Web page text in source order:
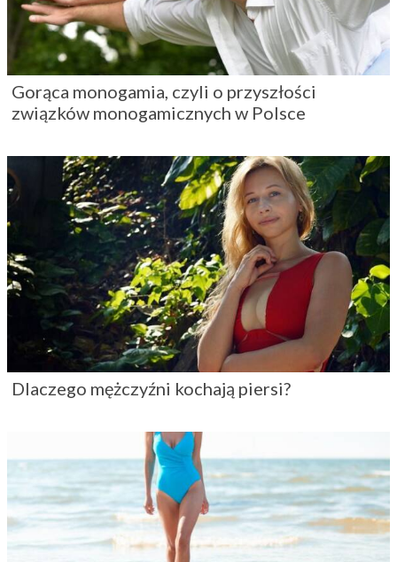
Gorąca monogamia, czyli o przyszłości
związków monogamicznych w Polsce
Dlaczego mężczyźni kochają piersi?